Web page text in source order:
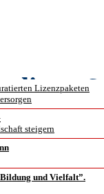
Lizenzpaketen
steigern
und Vielfalt”.
6
von